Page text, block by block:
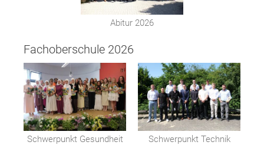
Abitur 2026
Fachoberschule 2026
Schwerpunkt Gesundheit Schwerpunkt Technik